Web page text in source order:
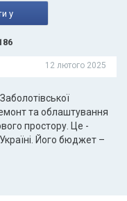
у
12 лютого 2025
та облаштування
простору. Це -
Його бюджет –